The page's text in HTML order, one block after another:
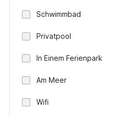
Schwimmbad
Privatpool
In Einem Ferienpark
Am Meer
Wifi